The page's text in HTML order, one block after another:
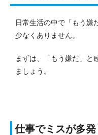
日常生活の中で「もう嫌
少なくありません。
まずは、「もう嫌だ」と
ましょう。
仕事でミスが多発